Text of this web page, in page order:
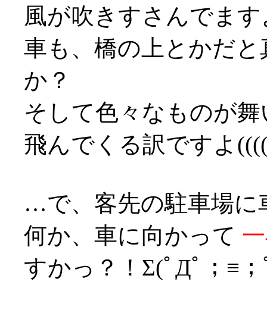
風が吹きすさんでます
車も、橋の上とかだ
か？
そして色々なものが
飛んでくる訳ですよ
…で、客先の駐車場に
何か、車に向かって
すかっ？！Σ(ﾟДﾟ；≡；